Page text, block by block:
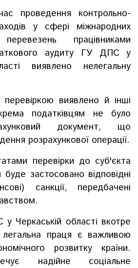
проведення контрольно-
у сфері міжнародних
працівниками
аудиту ГУ ДПС у
виявлено нелегальну
перевіркою виявлено й інші
податківцям не було
документ, що
розрахункової операції.
перевірки до суб'єкта
застосовано відповідні
санкції, передбачені
Черкаській області вкотре
праця є важливою
розвитку країни.
надійне соціальне